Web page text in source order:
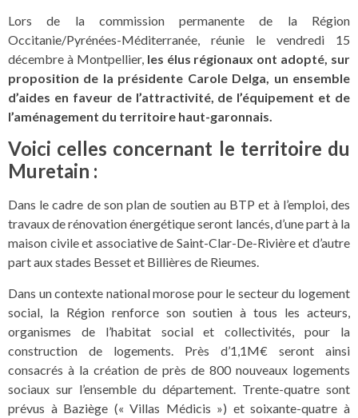
Lors de la commission permanente de la Région
Occitanie/Pyrénées-Méditerranée, réunie le vendredi 15
décembre à Montpellier, les élus régionaux ont adopté, sur
proposition de la présidente Carole Delga, un ensemble
d’aides en faveur de l’attractivité, de l’équipement et de
l’aménagement du territoire haut-garonnais.
Voici celles concernant le territoire du
Muretain :
Dans le cadre de son plan de soutien au BTP et à l’emploi, des
travaux de rénovation énergétique seront lancés, d’une part à la
maison civile et associative de Saint-Clar-De-Rivière et d’autre
part aux stades Besset et Billières de Rieumes.
Dans un contexte national morose pour le secteur du logement
social, la Région renforce son soutien à tous les acteurs,
organismes de l’habitat social et collectivités, pour la
construction de logements. Près d’1,1M€ seront ainsi
consacrés à la création de près de 800 nouveaux logements
sociaux sur l’ensemble du département. Trente-quatre sont
prévus à Baziège (« Villas Médicis ») et soixante-quatre à